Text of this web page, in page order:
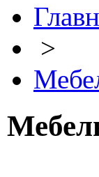
>